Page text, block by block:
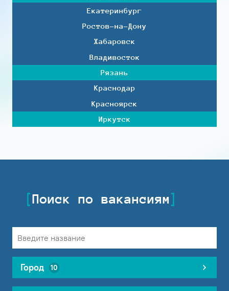
Екатеринбург
Ростов-на-Дону
Хабаровск
Владивосток
Рязань
Краснодар
Красноярск
Иркутск
Поиск по вакансиям
Город 10